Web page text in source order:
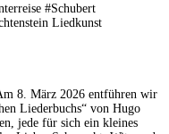
#Schubert
Liedkunst